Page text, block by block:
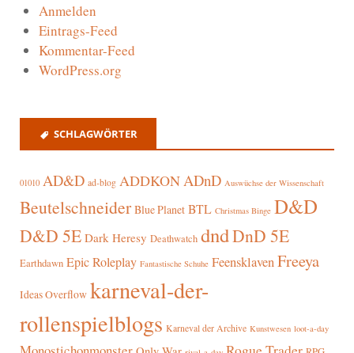
Anmelden
Eintrags-Feed
Kommentar-Feed
WordPress.org
SCHLAGWÖRTER
01010 AD&D ad-blog ADDKONADnD Auswüchse der Wissenschaft
Beutelschneider Blue Planet BTL Christmas Binge D&D
D&D 5E Dark Heresy Deathwatch dndDnD 5E
Earthdawn Epic Roleplay Fantastische Schuhe FeensklavenFreeya
Ideas Overflow karneval-der-
rollenspielblogs Karneval der Archive Kunstwesen loot-a-day